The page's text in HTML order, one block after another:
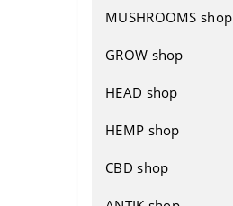
MUSHROOMS shop
GROW shop
Гроубокси
Вентиляція
Вентилятори
Фільтри
Добрива
Освітлення
HEAD shop
Напаси
Бонги
HEMP shop
Атрибутика
CBD shop